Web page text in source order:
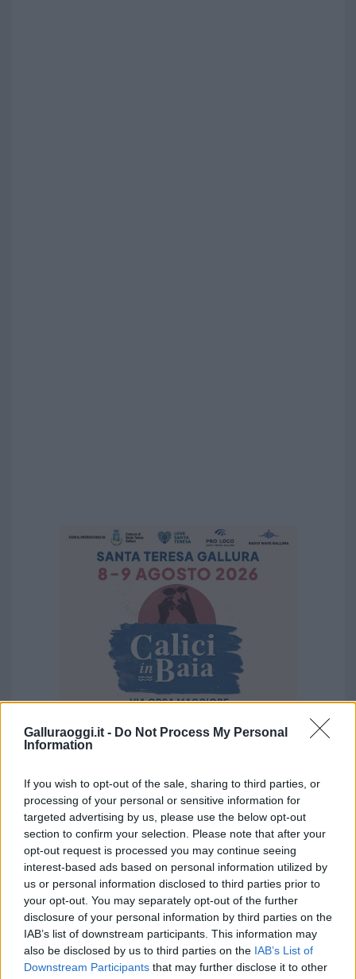
Galluraoggi.it - Do Not Process My Personal
Information
If you wish to opt-out of the sale, sharing to third parties, or
processing of your personal or sensitive information for
targeted advertising by us, please use the below opt-out
section to confirm your selection. Please note that after your
opt-out request is processed you may continue seeing
interest-based ads based on personal information utilized by
us or personal information disclosed to third parties prior to
your opt-out. You may separately opt-out of the further
disclosure of your personal information by third parties on the
IAB’s list of downstream participants. This information may
also be disclosed by us to third parties on the IAB’s List of
Downstream Participants that may further disclose it to other
Puoi abbonarti asoli € 1,10 al mese
cliccandoqui
Sei già abbonato?
Puoi effettuare l'accesso andando nella
sezioneLogindal menù del sito o
cliccandoqui